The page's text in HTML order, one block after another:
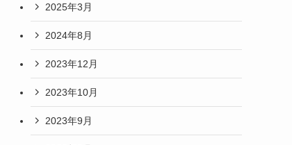
2025年3月
2024年8月
2023年12月
2023年10月
2023年9月